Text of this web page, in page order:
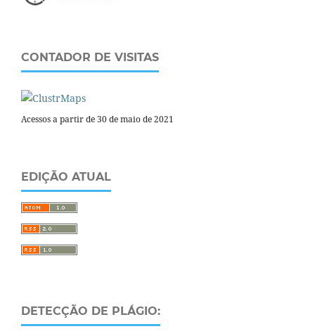
CONTADOR DE VISITAS
Acessos a partir de 30 de maio de 2021
EDIÇÃO ATUAL
DETECÇÃO DE PLÁGIO: